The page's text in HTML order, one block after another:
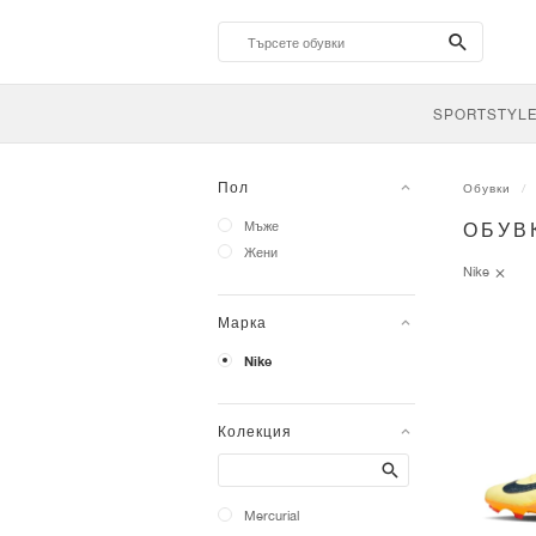
search-
btn
SPORTSTYLE
Пол
Мъже
Жени
Марка
Nike
Колекция
Search
Mercurial
Обувки
Nike